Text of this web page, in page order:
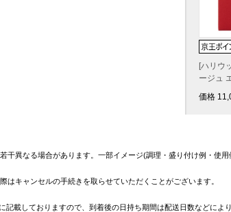
[ハリウ
ージュ
価格
異なる場合があります。一部イメージ(調理・盛り付け例・使
キャンセルの手続きを取らせていただくことがございます。
載しておりますので、到着後の日持ち期間は配送日数などにより